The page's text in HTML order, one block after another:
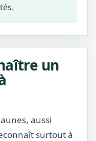
un
aussi
surtout à